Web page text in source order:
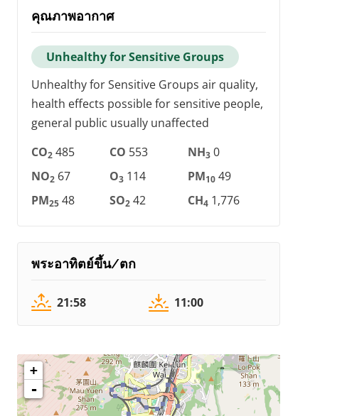
คุณภาพอากาศ
Unhealthy for Sensitive Groups
Unhealthy for Sensitive Groups air quality,
health effects possible for sensitive people,
general public usually unaffected
CO2 485 CO 553 NH3 0
NO2 67 O3 114 PM10 49
PM25 48 SO2 42 CH4 1,776
พระอาทิตย์ขึ้น/ตก
21:58 11:00
+
-